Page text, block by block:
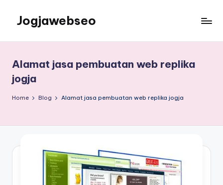
Jogjawebseo
Alamat jasa pembuatan web replika
jogja
Home Blog Alamat jasa pembuatan web replika jogja